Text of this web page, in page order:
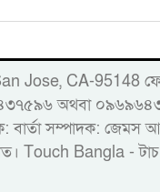
San Jose, CA-95148
অথবা
সম্পাদক: জেমস
Touch Bangla - টাচ